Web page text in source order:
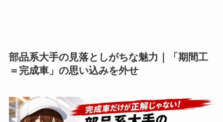
部品系大手の見落としがちな魅力｜「期間工
＝完成車」の思い込みを外せ